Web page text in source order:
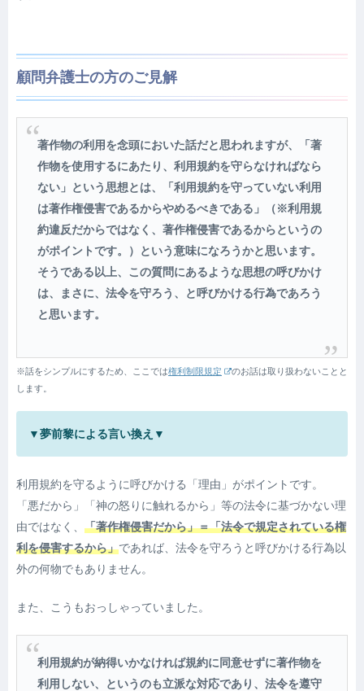
顧問弁護士の方のご見解
著作物の利用を念頭においた話だと思われますが、「著
作物を使用するにあたり、利用規約を守らなければなら
ない」という思想とは、「利用規約を守っていない利用
は著作権侵害であるからやめるべきである」（※利用規
約違反だからではなく、著作権侵害であるからというの
がポイントです。）という意味になろうかと思います。
そうである以上、この質問にあるような思想の呼びかけ
は、まさに、法令を守ろう、と呼びかける行為であろう
と思います。
※話をシンプルにするため、ここでは権利制限規定
のお話は取り扱わないことと
します。
▼夢前黎による言い換え▼
利用規約を守るように呼びかける「理由」がポイントです。
「悪だから」「神の怒りに触れるから」等の法令に基づかない理
由ではなく、 「著作権侵害だから」＝「法令で規定されている権
利を侵害するから」であれば、法令を守ろうと呼びかける行為以
外の何物でもありません。
また、こうもおっしゃっていました。
利用規約が納得いかなければ規約に同意せずに著作物を
利用しない、というのも立派な対応であり、法令を遵守